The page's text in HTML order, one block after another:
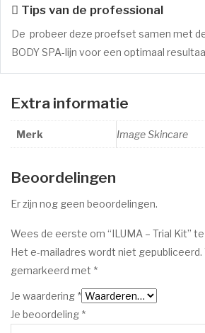
Tips van de professional
De probeer deze proefset samen met
BODY SPA-lijn voor een optimaal
Extra informatie
Merk Image Skincare
Beoordelingen
Er zijn nog geen beoordelingen.
Wees de eerste om “ILUMA – Trial Kit”
Het e-mailadres wordt niet gepubliceerd.
gemarkeerd met *
Je waardering *
Je beoordeling *